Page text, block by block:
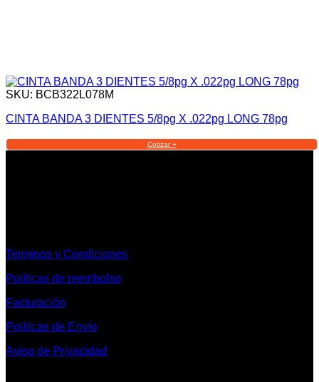
SKU: BCB322L078M
CINTA BANDA 3 DIENTES 5/8pg X .022pg LONG 78pg
Cotizar +
Terminos y Condiciones
Políticas de reembolso
Facturación
Políticas de Envío
Aviso de Privacidad